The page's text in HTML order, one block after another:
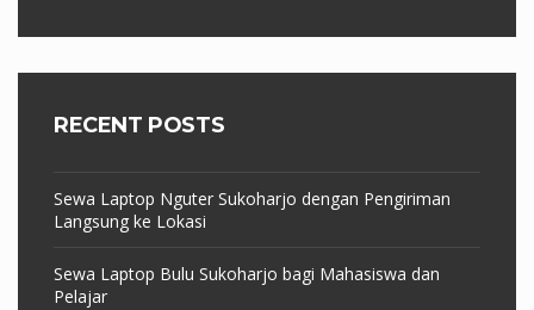
RECENT POSTS
Sewa Laptop Nguter Sukoharjo dengan Pengiriman
Langsung ke Lokasi
Sewa Laptop Bulu Sukoharjo bagi Mahasiswa dan
Pelajar